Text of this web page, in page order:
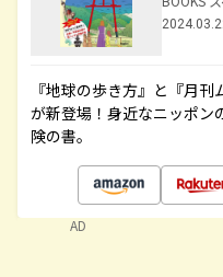
『地球の歩き方』と『月
が新登場！身近なニッポン
険の書。
AD